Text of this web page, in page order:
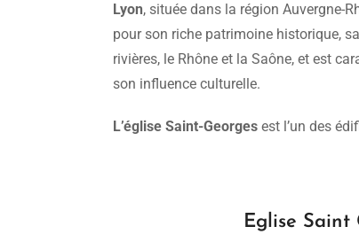
Lyon, située dans la région Auvergne-
pour son riche patrimoine historique,
rivières, le Rhône et la Saône, et est
son influence culturelle.
L’église Saint-Georges est l’un des
Eglise Saint